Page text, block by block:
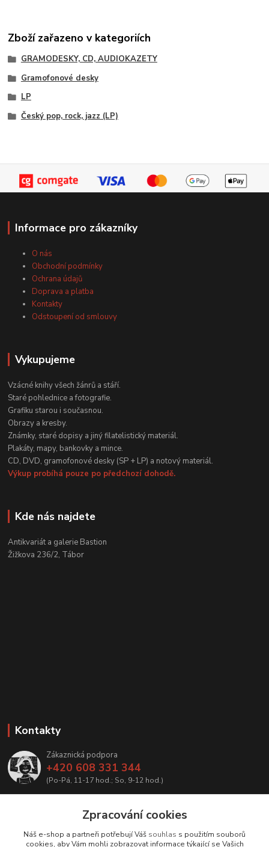
Zboží zařazeno v kategoriích
GRAMODESKY, CD, AUDIOKAZETY
Gramofonové desky
LP
Český pop, rock, jazz (LP)
Informace pro zákazníky
O nás
Obchodní podmínky
Ochrana údajů
Doprava a platba
Kontakty
Odstoupení od smlouvy
Vykupujeme
Vzácné knihy všech žánrů a stáří.
Staré pohlednice a fotografie.
Grafiku starou i současnou.
Obrazy a kresby.
Známky, staré dopisy a jiný filatelistický materiál.
Plakáty, mapy, bankovky a mince.
CD, DVD, gramofonové desky (SP + LP) a notový materiál.
Výkup probíhá pouze po předchozí dohodě.
Kde nás najdete
Antikvariát a galerie Bastion
Žižkova 236/2, Tábor
Kontakty
Zákaznická podpora
+420 608 331 344
(Po-Pá, 11-17 hod.; So, 9-12 hod.)
Zpracování cookies
Náš e-shop a partneři potřebují Váš souhlas s použitím souborů
cookies, aby Vám mohli zobrazovat informace týkající se Vašich